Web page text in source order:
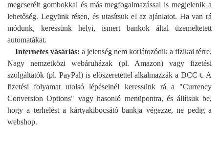
megcserélt gombokkal és más megfogalmazással is megjelenik a
lehetőség. Legyünk résen, és utasítsuk el az ajánlatot. Ha van rá
módunk, keressünk helyi, ismert bankok által üzemeltetett
automatákat.
Internetes vásárlás: a jelenség nem korlátozódik a fizikai térre.
Nagy nemzetközi webáruházak (pl. Amazon) vagy fizetési
szolgáltatók (pl. PayPal) is előszeretettel alkalmazzák a DCC-t. A
fizetési folyamat utolsó lépéseinél keressünk rá a "Currency
Conversion Options" vagy hasonló menüpontra, és állítsuk be,
hogy a terhelést a kártyakibocsátó bankja végezze, ne pedig a
webshop.